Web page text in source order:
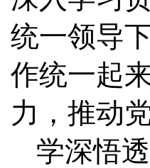
统一领导
作统一起
力，推动
学深悟